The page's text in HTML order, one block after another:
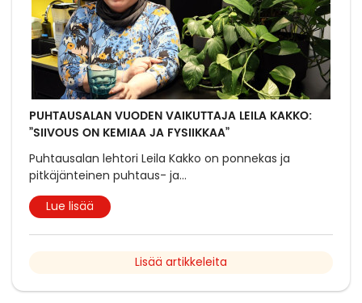
PUHTAUSALAN VUODEN VAIKUTTAJA LEILA KAKKO:
”SIIVOUS ON KEMIAA JA FYSIIKKAA”
Puhtausalan lehtori Leila Kakko on ponnekas ja
pitkäjänteinen puhtaus- ja...
Lue lisää
Lisää artikkeleita